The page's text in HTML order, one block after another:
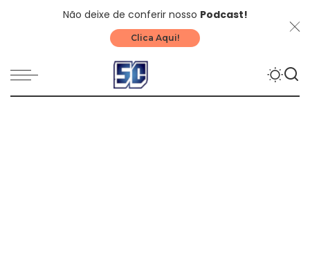
Não deixe de conferir nosso Podcast!
Clica Aqui!